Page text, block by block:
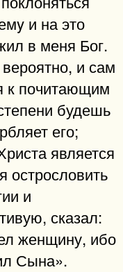
и на это
в меня Бог.
и сам
к почитающим
будешь
его;
является
острословить
и
сказал:
женщину, ибо
Сына».